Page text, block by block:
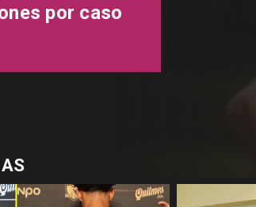
por caso